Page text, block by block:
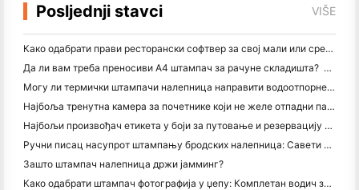
Posljednji stavci VIŠE
Како одабрати прави ресторански софтвер за свој мали или средњи ресторан
Да ли вам треба преносиви А4 штампач за рачуне складишта? Шта заправо ради
Могу ли термички штампачи налепница направити водоотпорне налепнице за мале пословне производе?
Најбоља тренутна камера за почетнике који не желе отпадни папир
Најбољи произвођач етикета у боји за путовање и резервацију текста: Додајте више боја свакој страници
Ручни писац насупрот штампању бродских налепница: Савети за мала предузећа у 2026. години
Зашто штампач налепница држи јамминг?
Како одабрати штампач фотографија у џепу: Комплетан водич за кориснике путовања, путовања и иПхонеа